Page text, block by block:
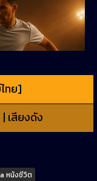
ทย]
เสียงดัง
หนังชีวิต